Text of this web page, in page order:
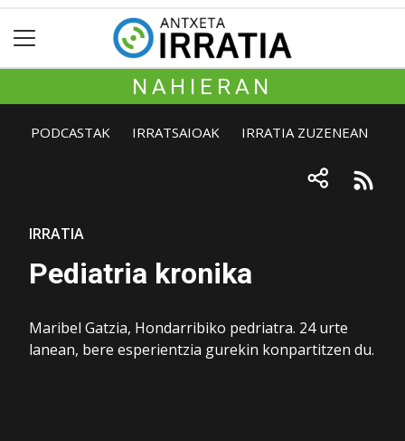
NAHIERAN
PODCASTAK IRRATSAIOAK IRRATIA ZUZENEAN
IRRATIA
Pediatria kronika
Maribel Gatzia, Hondarribiko pedriatra. 24 urte
lanean, bere esperientzia gurekin konpartitzen du.